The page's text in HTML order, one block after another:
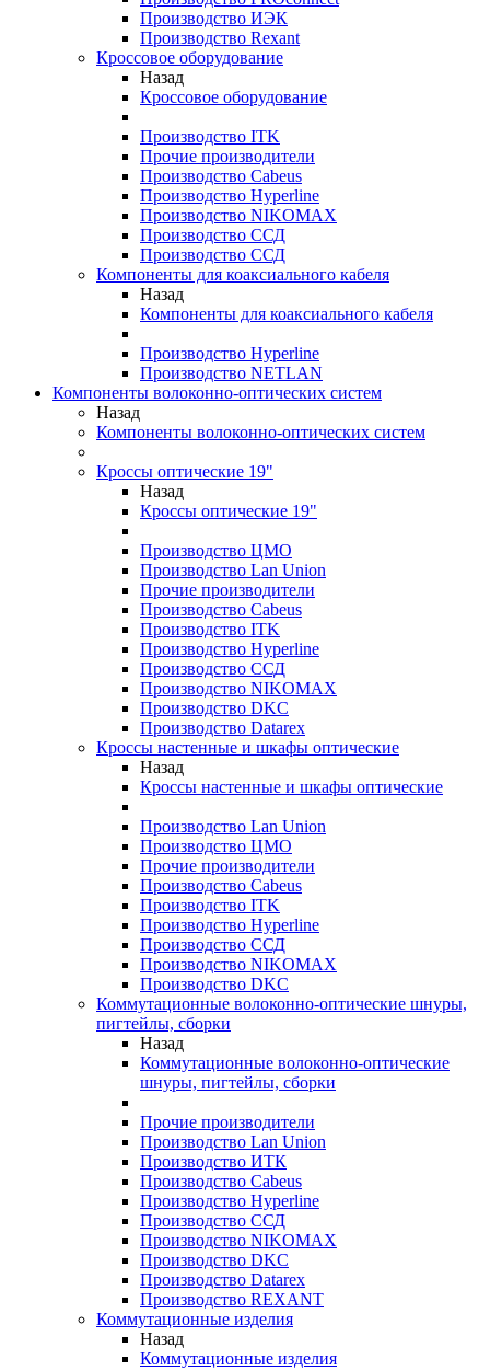
Производство ИЭК
Производство Rexant
Кроссовое оборудование
Назад
Кроссовое оборудование
Производство ITK
Прочие производители
Производство Cabeus
Производство Hyperline
Производство NIKOMAX
Производство ССД
Производство ССД
Компоненты для коаксиального кабеля
Назад
Компоненты для коаксиального кабеля
Производство Hyperline
Производство NETLAN
Компоненты волоконно-оптических систем
Назад
Компоненты волоконно-оптических систем
Кроссы оптические 19"
Назад
Кроссы оптические 19"
Производство ЦМО
Производство Lan Union
Прочие производители
Производство Cabeus
Производство ITK
Производство Hyperline
Производство ССД
Производство NIKOMAX
Производство DKC
Производство Datarex
Кроссы настенные и шкафы оптические
Назад
Кроссы настенные и шкафы оптические
Производство Lan Union
Производство ЦМО
Прочие производители
Производство Cabeus
Производство ITK
Производство Hyperline
Производство ССД
Производство NIKOMAX
Производство DKC
Коммутационные волоконно-оптические шнуры,
пигтейлы, сборки
Назад
Коммутационные волоконно-оптические
шнуры, пигтейлы, сборки
Прочие производители
Производство Lan Union
Производство ИТК
Производство Cabeus
Производство Hyperline
Производство ССД
Производство NIKOMAX
Производство DKC
Производство Datarex
Производство REXANT
Коммутационные изделия
Назад
Коммутационные изделия